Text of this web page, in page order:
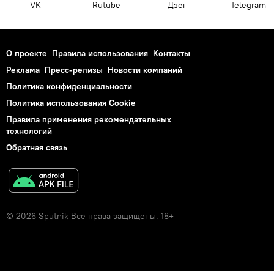
VK Rutube Дзен Telegram
О проекте Правила использования Контакты
Реклама Пресс-релизы Новости компаний
Политика конфиденциальности
Политика использования Cookie
Правила применения рекомендательных
технологий
Обратная связь
© 2026 Sputnik Все права защищены. 18+